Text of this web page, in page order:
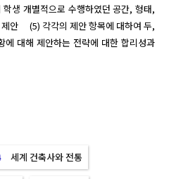
생 개별적으로 수행하였던 공간, 형태,
안     (5) 각각의 제안 항목에 대하여 두,
에 대해 제안하는 전략에 대한 합리성과
세계 건축사와 전통